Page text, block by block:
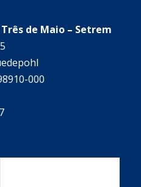
de Maio – Setrem
000